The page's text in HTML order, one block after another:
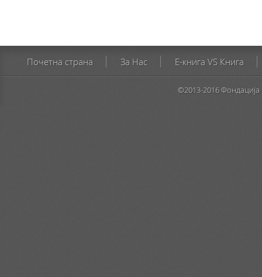
Почетна страна За Нас E-книга VS Книга
©2013-2016